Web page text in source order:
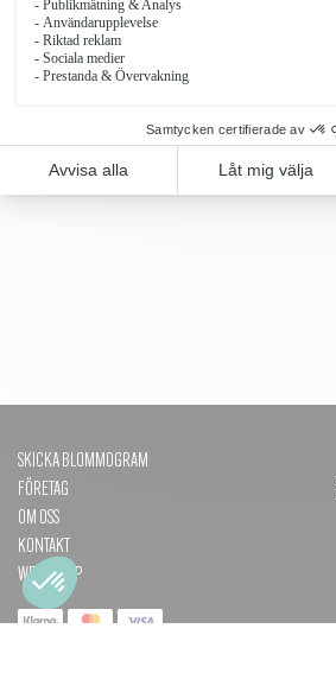
SORBET
Från 389 kr
SKICKA BLOMMOGRAM
FÖRETAG
OM OSS
KONTAKT
WEBBSHOP